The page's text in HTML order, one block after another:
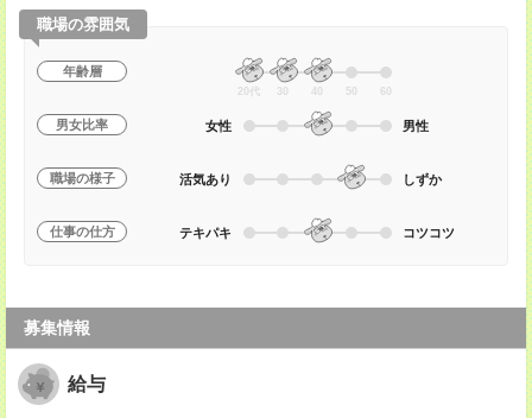
職場の雰囲気
年齢層
20代 30 40 50 60
男女比率 女性 男性
職場の様子 活気あり しずか
仕事の仕方 テキパキ コツコツ
募集情報
給与